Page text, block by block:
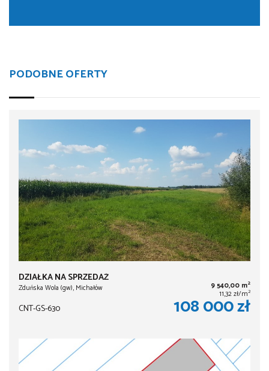
PODOBNE OFERTY
DZIAŁKA NA SPRZEDAŻ
Zduńska Wola (gw), Michałów 9 540,00 m2
11,32 zł/m2
CNT-GS-630 108 000 zł